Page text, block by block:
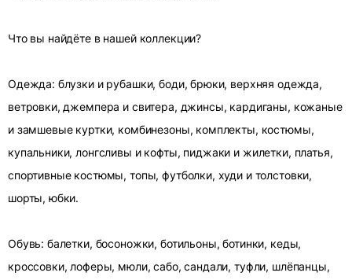
Что вы найдёте в нашей коллекции?
Одежда: блузки и рубашки, боди, брюки, верхняя одежда,
ветровки, джемпера и свитера, джинсы, кардиганы, кожаные
и замшевые куртки, комбинезоны, комплекты, костюмы,
купальники, лонгсливы и кофты, пиджаки и жилетки, платья,
спортивные костюмы, топы, футболки, худи и толстовки,
шорты, юбки.
Обувь: балетки, босоножки, ботильоны, ботинки, кеды,
кроссовки, лоферы, мюли, сабо, сандали, туфли, шлёпанцы,